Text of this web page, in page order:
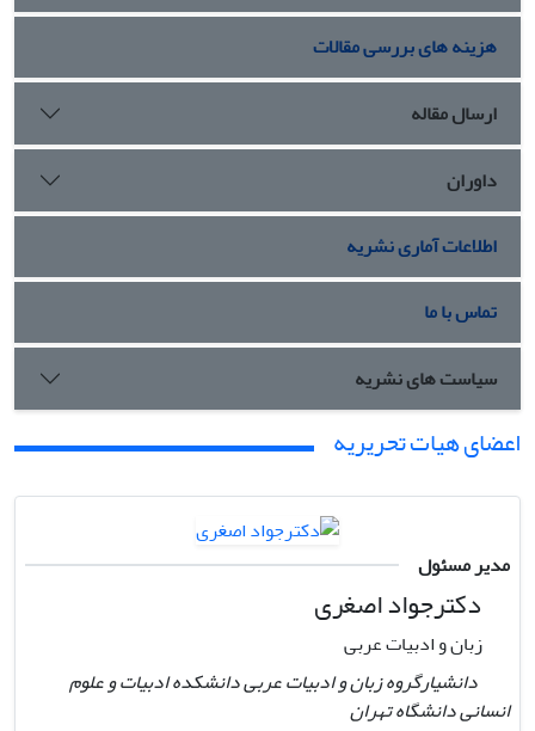
هزینه های بررسی مقالات
ارسال مقاله
داوران
اطلاعات آماری نشریه
تماس با ما
سیاست های نشریه
اعضای هیات تحریریه
مدیر مسئول
دکترجواد اصغری
زبان و ادبیات عربی
دانشیارگروه زبان و ادبیات عربی دانشکده ادبیات و علوم
انسانی دانشگاه تهران